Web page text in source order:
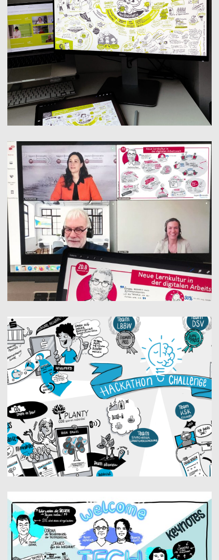
WIFF FACHBERATUNG FÜR
KINDERTAGESEINRICHTUNGEN
ZD.B DIGITALE ARBEITSWELT / DIGITALES EVENT